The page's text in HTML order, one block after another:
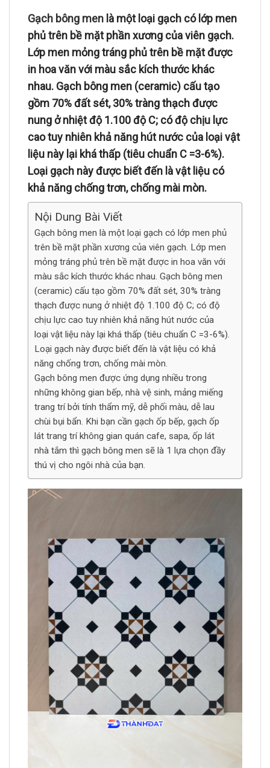
Gạch bông men là một loại gạch có lớp men
phủ trên bề mặt phần xương của viên gạch.
Lớp men mỏng tráng phủ trên bề mặt được
in hoa văn với màu sắc kích thước khác
nhau. Gạch bông men (ceramic) cấu tạo
gồm 70% đất sét, 30% tràng thạch được
nung ở nhiệt độ 1.100 độ C; có độ chịu lực
cao tuy nhiên khả năng hút nước của loại vật
liệu này lại khá thấp (tiêu chuẩn C =3-6%).
Loại gạch này được biết đến là vật liệu có
khả năng chống trơn, chống mài mòn.
Nội Dung Bài Viết
Gạch bông men là một loại gạch có lớp men phủ
trên bề mặt phần xương của viên gạch. Lớp men
mỏng tráng phủ trên bề mặt được in hoa văn với
màu sắc kích thước khác nhau. Gạch bông men
(ceramic) cấu tạo gồm 70% đất sét, 30% tràng
thạch được nung ở nhiệt độ 1.100 độ C; có độ
chịu lực cao tuy nhiên khả năng hút nước của
loại vật liệu này lại khá thấp (tiêu chuẩn C =3-6%).
Loại gạch này được biết đến là vật liệu có khả
năng chống trơn, chống mài mòn.
Gạch bông men được ứng dụng nhiều trong
những không gian bếp, nhà vệ sinh, mảng miếng
trang trí bởi tính thẩm mỹ, dễ phối màu, dễ lau
chùi bụi bẩn. Khi bạn cần gạch ốp bếp, gạch ốp
lát trang trí không gian quán cafe, sapa, ốp lát
nhà tắm thì gạch bông men sẽ là 1 lựa chọn đầy
thú vị cho ngôi nhà của bạn.